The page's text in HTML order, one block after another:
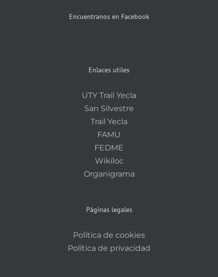
Encuentranos en Facebook
Enlaces utiles
UTY Trail Yecla
San Silvestre
Trail Yecla
FAMU
FEDME
Wikiloc
Organigrama
Páginas legales
Política de cookies
Política de privacidad